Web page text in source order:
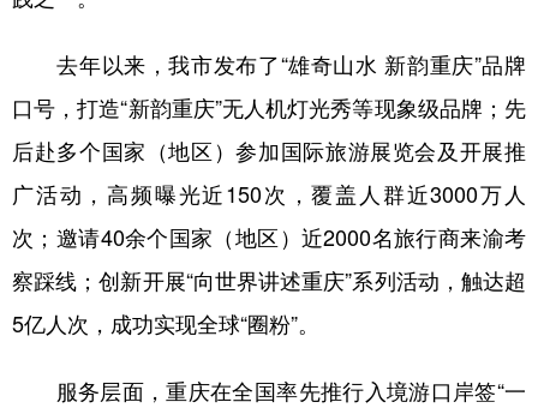
去年以来，我市发布了“雄奇山水 新韵重庆”品牌
口号，打造“新韵重庆”无人机灯光秀等现象级品牌；先
后赴多个国家（地区）参加国际旅游展览会及开展推
广活动，高频曝光近150次，覆盖人群近3000万人
次；邀请40余个国家（地区）近2000名旅行商来渝考
察踩线；创新开展“向世界讲述重庆”系列活动，触达超
5亿人次，成功实现全球“圈粉”。
服务层面，重庆在全国率先推行入境游口岸签“一